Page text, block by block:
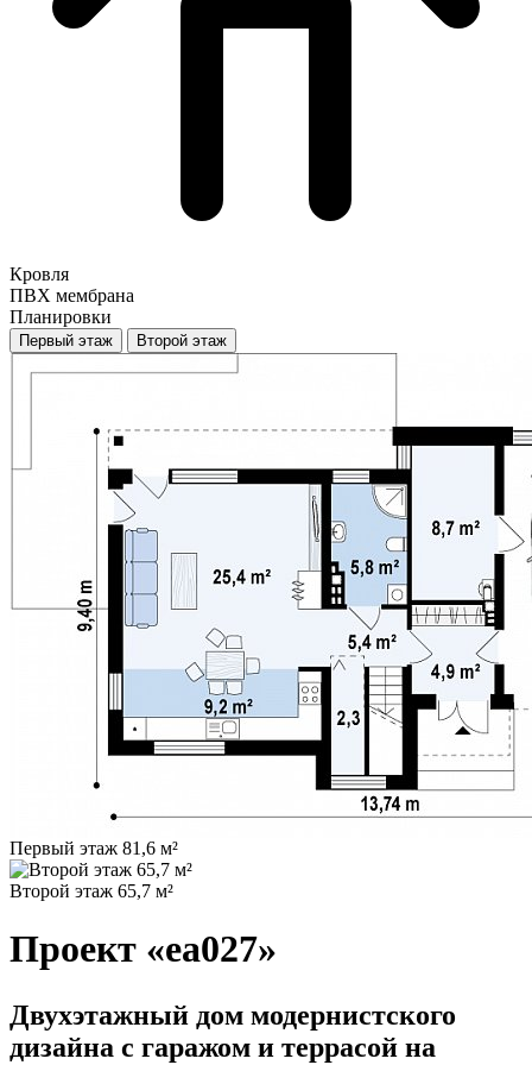
Кровля
ПВХ мембрана
Планировки
Первый этаж Второй этаж
Первый этаж 81,6 м²
Второй этаж 65,7 м²
Проект «ea027»
Двухэтажный дом модернистского
дизайна с гаражом и террасой на